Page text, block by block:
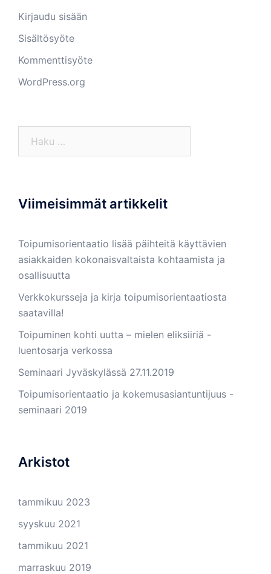
Kirjaudu sisään
Sisältösyöte
Kommenttisyöte
WordPress.org
Viimeisimmät artikkelit
Toipumisorientaatio lisää päihteitä käyttävien
asiakkaiden kokonaisvaltaista kohtaamista ja
osallisuutta
Verkkokursseja ja kirja toipumisorientaatiosta
saatavilla!
Toipuminen kohti uutta – mielen eliksiiriä -
luentosarja verkossa
Seminaari Jyväskylässä 27.11.2019
Toipumisorientaatio ja kokemusasiantuntijuus -
seminaari 2019
Arkistot
tammikuu 2023
syyskuu 2021
tammikuu 2021
marraskuu 2019